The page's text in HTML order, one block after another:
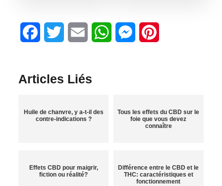
FacebookTwitter Email WhatsAppMessenger
Articles Liés
Huile de chanvre, y a-t-il des
contre-indications ?
Tous les effets du CBD sur le
foie que vous devez
connaître
Effets CBD pour maigrir,
fiction ou réalité?
Différence entre le CBD et le
THC: caractéristiques et
fonctionnement